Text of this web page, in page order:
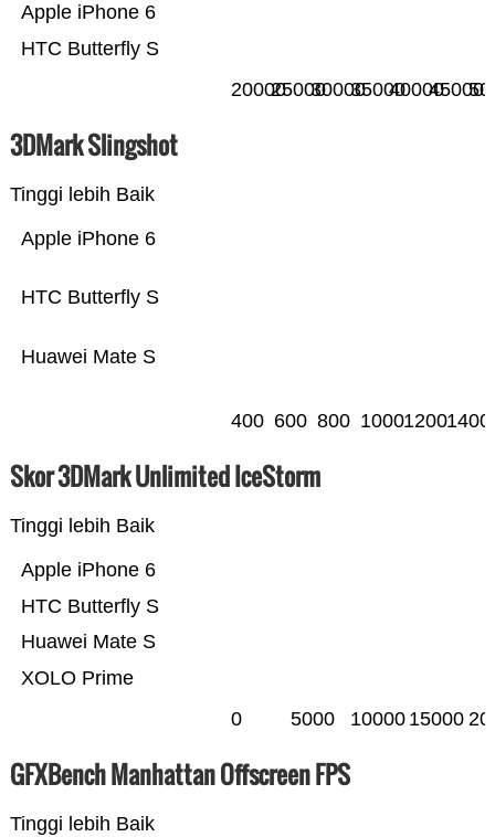
HTC Butterfly S
Apple iPhone 6
200002500030000350004000045000
3DMark Slingshot
Tinggi lebih Baik
Huawei Mate S
HTC Butterfly S
Apple iPhone 6
400 600 800 100012001400
Skor 3DMark Unlimited IceStorm
Tinggi lebih Baik
XOLO Prime
Huawei Mate S
HTC Butterfly S
Apple iPhone 6
0 5000 10000 15000
GFXBench Manhattan Offscreen FPS
Tinggi lebih Baik